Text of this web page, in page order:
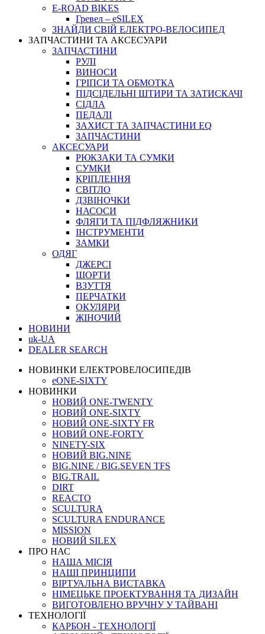
E-ROAD BIKES
Гревел – eSILEX
ЗНАЙДИ СВІЙ ЕЛЕКТРО-ВЕЛОСИПЕД
ЗАПЧАСТИНИ ТА АКСЕСУАРИ
ЗАПЧАСТИНИ
РУЛІ
ВИНОСИ
ГРІПСИ ТА ОБМОТКА
ПІДСІДЕЛЬНІ ШТИРИ ТА ЗАТИСКАЧІ
СІДЛА
ПЕДАЛІ
ЗАХИСТ ТА ЗАПЧАСТИНИ EQ
ЗАПЧАСТИНИ
АКСЕСУАРИ
РЮКЗАКИ ТА СУМКИ
СУМКИ
КРІПЛЕННЯ
СВІТЛО
ДЗВІНОЧКИ
НАСОСИ
ФЛЯГИ ТА ПІДФЛЯЖНИКИ
ІНСТРУМЕНТИ
ЗАМКИ
ОДЯГ
ДЖЕРСІ
ШОРТИ
ВЗУТТЯ
ПЕРЧАТКИ
ОКУЛЯРИ
ЖІНОЧИЙ
НОВИНИ
uk-UA
DEALER SEARCH
НОВИНКИ ЕЛЕКТРОВЕЛОСИПЕДІВ
eONE-SIXTY
НОВИНКИ
НОВИЙ ONE-TWENTY
НОВИЙ ONE-SIXTY
НОВИЙ ONE-SIXTY FR
НОВИЙ ONE-FORTY
NINETY-SIX
НОВИЙ BIG.NINE
BIG.NINE / BIG.SEVEN TFS
BIG.TRAIL
DIRT
REACTO
SCULTURA
SCULTURA ENDURANCE
MISSION
НОВИЙ SILEX
ПРО НАС
НАША МICIЯ
НАШI ПРИНЦИПИ
ВIРТУАЛЬНА ВИСТАВКА
НІМЕЦЬКЕ ПРОЕКТУВАННЯ ТА ДИЗАЙН
ВИГОТОВЛЕНО ВРУЧНУ У ТАЙВАНІ
ТЕХНОЛОГІЇ
КАРБОН - ТЕХНОЛОГІЇ